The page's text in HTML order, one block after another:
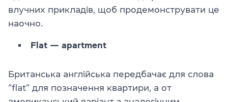
влучних прикладів, щоб продемонструвати це
наочно.
Flat — apartment
Британська англійська передбачає для слова
“flat” для позначення квартири, а от